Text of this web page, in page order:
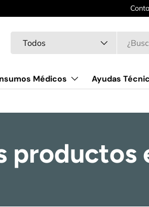
Todos
Médicos Ayudas
productos